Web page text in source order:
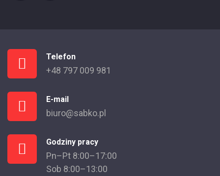
Telefon
+48 797 009 981
E-mail
biuro@sabko.pl
Godziny pracy
Pn–Pt 8:00–17:00
Sob 8:00–13:00